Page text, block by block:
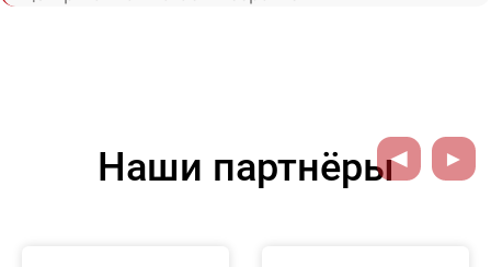
Наши партнёры